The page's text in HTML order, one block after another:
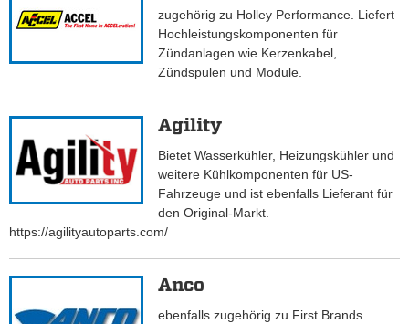
zugehörig zu Holley Performance. Liefert
Hochleistungskomponenten für
Zündanlagen wie Kerzenkabel,
Zündspulen und Module.
Agility
Bietet Wasserkühler, Heizungskühler und
weitere Kühlkomponenten für US-
Fahrzeuge und ist ebenfalls Lieferant für
den Original-Markt.
https://agilityautoparts.com/
Anco
ebenfalls zugehörig zu First Brands